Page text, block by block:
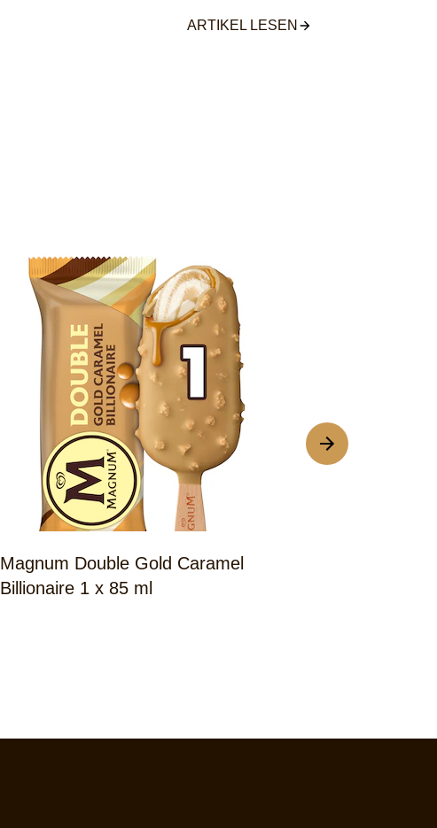
ARTIKEL LESEN
Magnum Double Gold Caramel
Billionaire 1 x 85 ml